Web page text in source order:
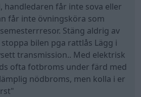
handledaren får inte sova eller
får inte övningsköra som
Stäng aldrig av
bilen pga rattlås Lägg i
transmission.. Med elektrisk
ofta fotbroms under färd med
nödbroms, men kolla i er